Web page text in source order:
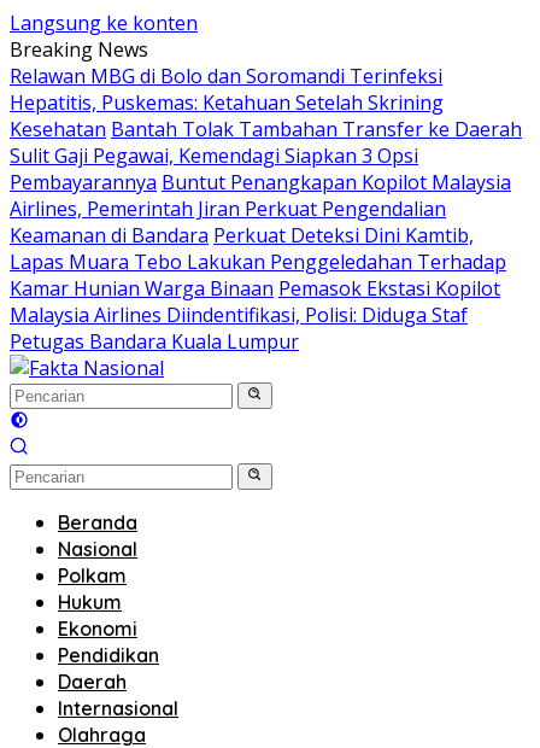
Langsung ke konten
Breaking News
Relawan MBG di Bolo dan Soromandi Terinfeksi
Hepatitis, Puskemas: Ketahuan Setelah Skrining
Kesehatan Bantah Tolak Tambahan Transfer ke Daerah
Sulit Gaji Pegawai, Kemendagi Siapkan 3 Opsi
Pembayarannya Buntut Penangkapan Kopilot Malaysia
Airlines, Pemerintah Jiran Perkuat Pengendalian
Keamanan di Bandara Perkuat Deteksi Dini Kamtib,
Lapas Muara Tebo Lakukan Penggeledahan Terhadap
Kamar Hunian Warga Binaan Pemasok Ekstasi Kopilot
Malaysia Airlines Diindentifikasi, Polisi: Diduga Staf
Petugas Bandara Kuala Lumpur
Beranda
Nasional
Polkam
Hukum
Ekonomi
Pendidikan
Daerah
Internasional
Olahraga